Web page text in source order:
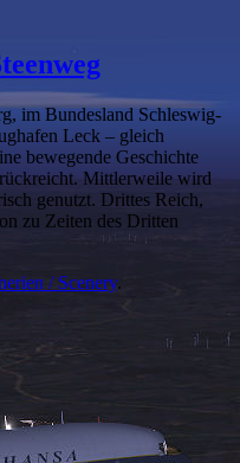
im Bundesland Schleswig-
Leck – gleich
bewegende Geschichte
Mittlerweile wird
genutzt. Drittes Reich,
zu Zeiten des Dritten
/ Scenery.